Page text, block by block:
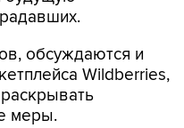
обсуждаются и
Wildberries,
меры.